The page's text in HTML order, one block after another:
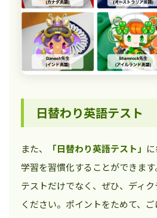
日替わり英語テスト
また、 「日替わり英語テスト」
学習を習慣化することができま
テストだけでなく、ぜひ、ディ
ください。ポイントをためて、